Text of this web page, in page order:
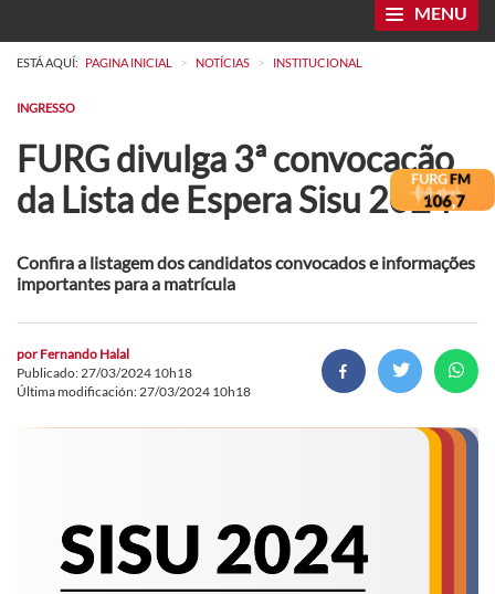
MENU
ESTÁ AQUÍ: PAGINA INICIAL > NOTÍCIAS > INSTITUCIONAL
INGRESSO
FURG divulga 3ª convocação
da Lista de Espera Sisu 2024
Confira a listagem dos candidatos convocados e informações
importantes para a matrícula
por Fernando Halal
Publicado: 27/03/2024 10h18
Última modificación: 27/03/2024 10h18